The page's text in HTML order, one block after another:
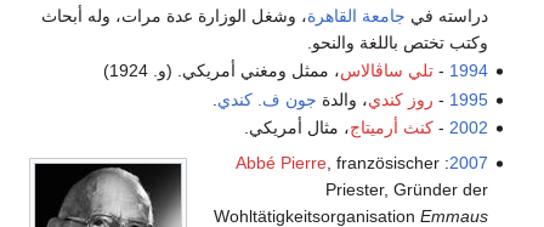
دراسته في جامعة القاهرة، وشغل الوزارة عدة مرات، وله أبحاث
وكتب تختص باللغة والنحو.
1994
-تلي ساڤالاس، ممثل ومغني أمريكي. (و. 1924)
1995
- روز كندي، والدة جون ف. كندي
2002
-كنث أرميتاج، مثال أمريكي.
2007
:
Abbé Pierre, französischer
Priester, Gründer der
Wohltätigkeitsorganisation Emmaus